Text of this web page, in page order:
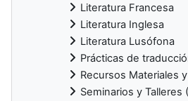
Literatura Francesa
Literatura Inglesa
Literatura Lusófona
Prácticas de
Recursos Materiales
Seminarios y Talleres